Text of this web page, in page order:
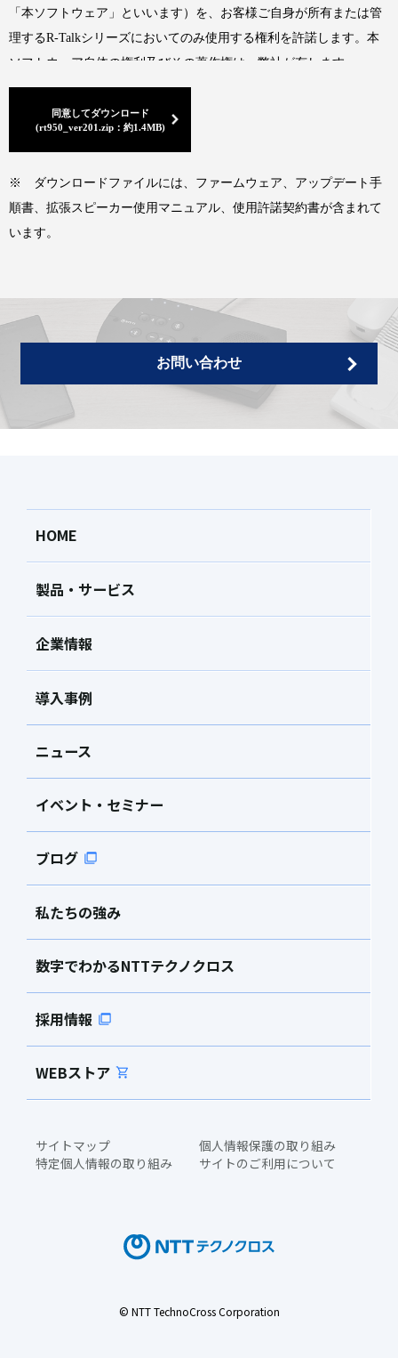
「本ソフトウェア」といいます）を、お客様ご自身が所有または管
理するR-Talkシリーズにおいてのみ使用する権利を許諾します。本
ソフトウェア自体の権利及びその著作権は、弊社が有します。
お客様が本ソフトウェアを逆コンパイル、逆アセンブル、リバー
ス・エンジニアリングしてはならないものとします。本ソフトウェ
アの全体または一部を修正、改変、賃貸、リース、転売、譲渡、再
使用許諾、二次的著作物の創作をすることは出来ません。
3.契約の終了
の条項に１つでも違反されたときは、弊社からの終了通知がなくて
も自動的に終了するものとします。その場合には、ただちに本ソフ
トウェアとその複製をすべて廃棄しなければなりません。
本ソフトウェアが所定の機能を発揮しない場合等には、お客様は、
理については、弊社は一切責任を負いません。
弊社は、本ソフトウェアの使用、またはそれを使用できなかったこ
があることについて予め知らされた場合でも、一切責任を負いませ
本契約に関する一切の紛争は、東京地方裁判所を第一審の専属管轄
同意してダウンロード
(rt950_ver201.zip：約1.4MB)
※ ダウンロードファイルには、ファームウェア、アップデート手
順書、拡張スピーカー使用マニュアル、使用許諾契約書が含まれて
います。
お問い合わせ
HOME
製品・サービス
企業情報
導入事例
ニュース
イベント・セミナー
ブログ
私たちの強み
数字でわかるNTTテクノクロス
採用情報
WEBストア
サイトマップ
個人情報保護の取り組み
特定個人情報の取り組み
サイトのご利用について
© NTT TechnoCross Corporation